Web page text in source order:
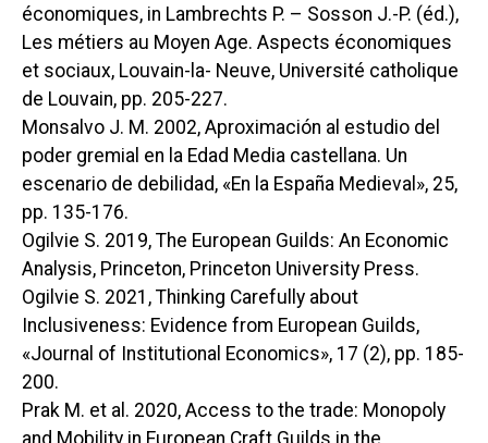
économiques, in Lambrechts P. – Sosson J.-P. (éd.),
Les métiers au Moyen Age. Aspects économiques
et sociaux, Louvain-la- Neuve, Université catholique
de Louvain, pp. 205-227.
Monsalvo J. M. 2002, Aproximación al estudio del
poder gremial en la Edad Media castellana. Un
escenario de debilidad, «En la España Medieval», 25,
pp. 135-176.
Ogilvie S. 2019, The European Guilds: An Economic
Analysis, Princeton, Princeton University Press.
Ogilvie S. 2021, Thinking Carefully about
Inclusiveness: Evidence from European Guilds,
«Journal of Institutional Economics», 17 (2), pp. 185-
200.
Prak M. et al. 2020, Access to the trade: Monopoly
and Mobility in European Craft Guilds in the